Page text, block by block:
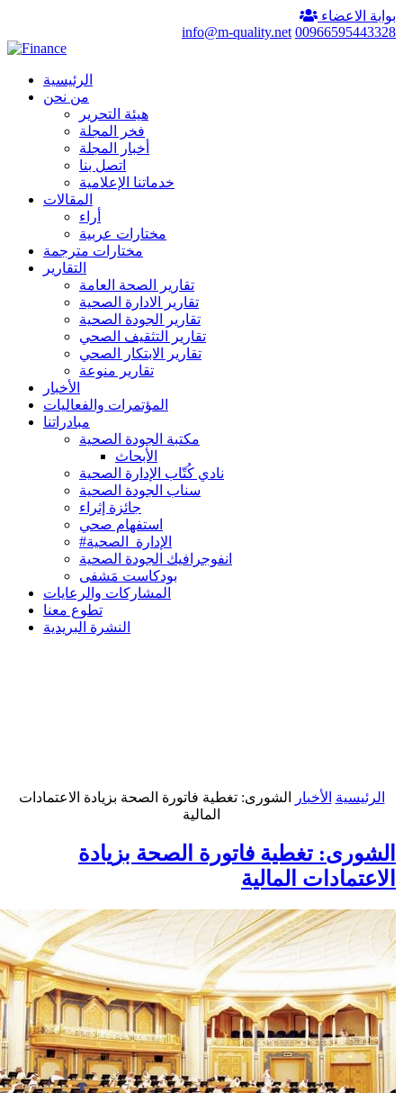
بوابة الاعضاء
00966595443328
info@m-quality.net
الرئيسية
من نحن
هيئة التحرير
فخر المجلة
أخبار المجلة
اتصل بنا
خدماتنا الإعلامية
المقالات
أراء
مختارات عربية
مختارات مترجمة
التقارير
تقارير الصحة العامة
تقارير الادارة الصحية
تقارير الجودة الصحية
تقارير التثقيف الصحي
تقارير الابتكار الصحي
تقارير منوعة
الأخبار
المؤتمرات والفعاليات
مبادراتنا
مكتبة الجودة الصحية
الأبحاث
نادي كُتّاب الإدارة الصحية
سناب الجودة الصحية
جائزة إثراء
استفهام صحي
#الإدارة_الصحية
انفوجرافيك الجودة الصحية
بودكاست مَشفى
المشاركات والرعايات
تطوع معنا
النشرة البريدية
الرئيسية الأخبار
الشورى: تغطية فاتورة الصحة بزيادة الاعتمادات
المالية
الشورى: تغطية فاتورة الصحة بزيادة
الاعتمادات المالية